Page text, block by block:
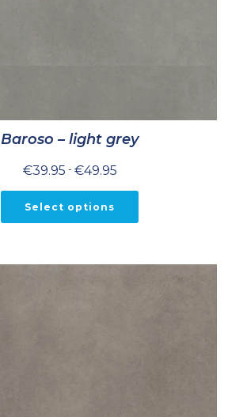
Baroso – light grey
€39.95 - €49.95Prijsklasse:
tot
Select options